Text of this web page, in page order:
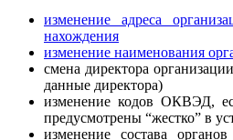
изменение адреса
нахождения
изменение наименования
смена директора
данные директора)
изменение кодов ОКВЭД,
предусмотрены “жестко” в
изменение состава